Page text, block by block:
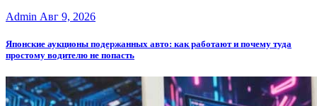
Admin Авг 9, 2026
Японские аукционы подержанных авто: как работают и почему туда
простому водителю не попасть